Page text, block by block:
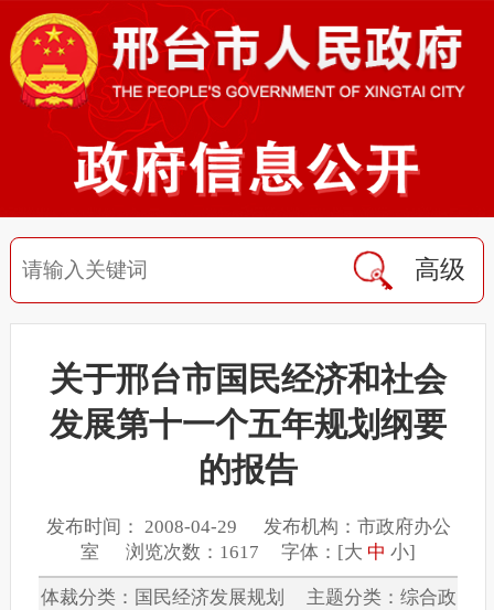
高级
关于邢台市国民经济和社会
发展第十一个五年规划纲要
的报告
发布时间： 2008-04-29 发布机构：市政府办公
室 浏览次数：1617 字体：[大 中 小]
体裁分类：国民经济发展规划 主题分类：综合政